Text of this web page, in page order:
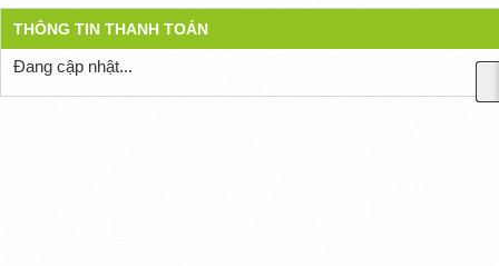
THÔNG TIN THANH TOÁN
Đang cập nhật...